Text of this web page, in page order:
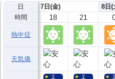
日
時間
熱中症
天気痛
7日(金)
18 21
8日(